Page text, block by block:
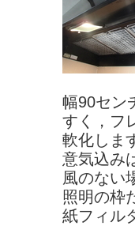
幅90セン
すく，フ
軟化しま
意気込み
風のない
照明の枠
紙フィル